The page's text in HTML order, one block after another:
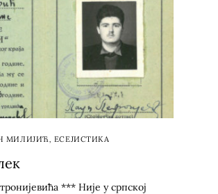
МИЛИЈИЋ ЕСЕЈИСТИКА
*** Није у српској